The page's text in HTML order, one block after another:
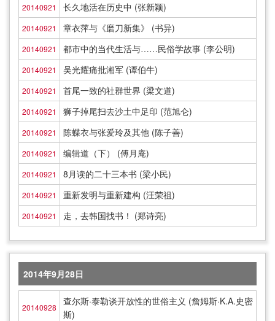
20140921 长久地活在历史中 (张新颖)
20140921 章衣萍与《磨刀新集》 (书异)
20140921 都市中的当代生活与……民俗学故事 (李公明)
20140921 吴光耀痛批湘军 (谭伯牛)
20140921 首尾一致的社群世界 (梁文道)
20140921 狮子掉尾扫去沙土中足印 (范旭仑)
20140921 陈蝶衣与张爱玲及其他 (陈子善)
20140921 编辑道（下） (傅月庵)
20140921 8月读的二十三本书 (梁小民)
20140921 重新发明与重新建构 (汪荣祖)
20140921 走，去韩国找书！ (郑诗亮)
2014年9月28日
20140928
查尔斯·泰勒谈开放性的世俗主义 (詹姆斯·K.A.史密
斯)